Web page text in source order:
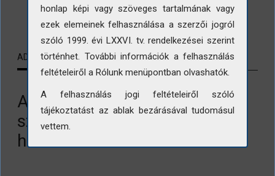
LETÖLTÉS
ADATLAP KAPCSOLÓDÓ TARTALMAK
Az alsódörgicsei Fő utca 65.
szám alatti lakóház udvari
homlokzata
honlap képi vagy szöveges tartalmának vagy
ezek elemeinek felhasználása a szerzői jogról
szóló 1999. évi LXXVI. tv. rendelkezései szerint
történhet. További információk a felhasználás
feltételeiről a Rólunk menüpontban olvashatók.
A felhasználás jogi feltételeiről szóló
tájékoztatást az ablak bezárásával tudomásul
vettem.